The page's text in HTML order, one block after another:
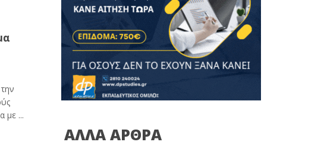
με ...
ΑΛΛΑ ΑΡΘΡΑ